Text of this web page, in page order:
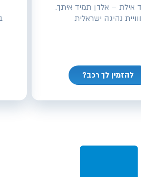
אילת – אלדן תמיד איתך.
נהיגה ישראלית
להזמין לך רכב?